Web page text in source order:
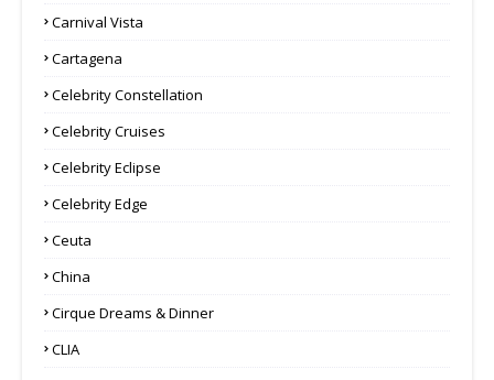
Carnival Vista
Cartagena
Celebrity Constellation
Celebrity Cruises
Celebrity Eclipse
Celebrity Edge
Ceuta
China
Cirque Dreams & Dinner
CLIA